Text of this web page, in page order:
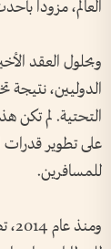
العالم، مزوداً
وبحلول العقد
الدوليين،
التحتية. لم تكن
على تطوير قدرات
للمسافرين.